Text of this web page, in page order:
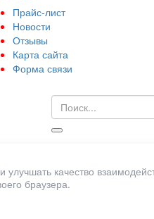
Прайс-лист
Новости
Отзывы
Карта сайта
Форма связи
на складе, стоимости
Гражданского кодекса
обязательств.
подтверждением заказа со
качество
браузера.